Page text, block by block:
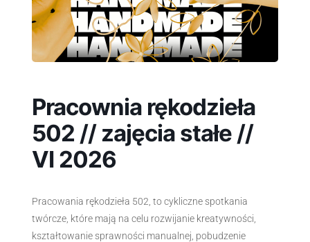
Pracownia rękodzieła
502 // zajęcia stałe //
VI 2026
Pracowania rękodzieła 502, to cykliczne spotkania
twórcze, które mają na celu rozwijanie kreatywności,
kształtowanie sprawności manualnej, pobudzenie